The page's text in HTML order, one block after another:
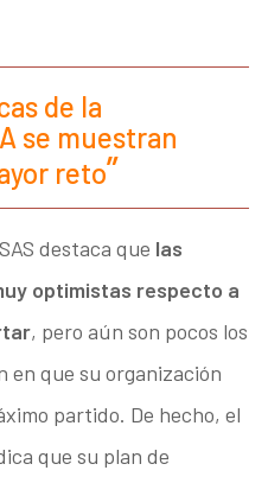
de la
se muestran
reto
destaca que las
optimistas respecto a
, pero aún son pocos los
en que su organización
partido. De hecho, el
que su plan de